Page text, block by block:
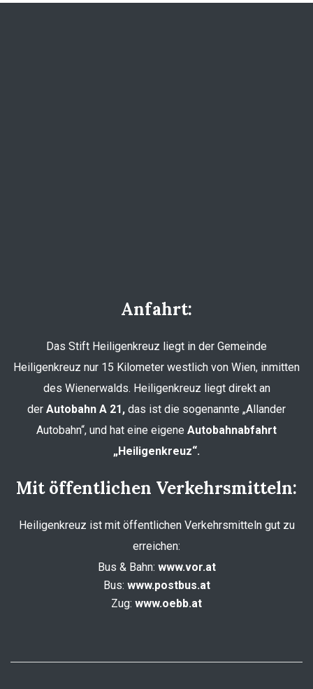
Anfahrt:
Das Stift Heiligenkreuz liegt in der Gemeinde
Heiligenkreuz nur 15 Kilometer westlich von Wien, inmitten
des Wienerwalds. Heiligenkreuz liegt direkt an
der Autobahn A 21, das ist die sogenannte „Allander
Autobahn“, und hat eine eigene Autobahnabfahrt
„Heiligenkreuz“.
Mit öffentlichen Verkehrsmitteln:
Heiligenkreuz ist mit öffentlichen Verkehrsmitteln gut zu
erreichen:
Bus & Bahn: www.vor.at
Bus: www.postbus.at
Zug: www.oebb.at